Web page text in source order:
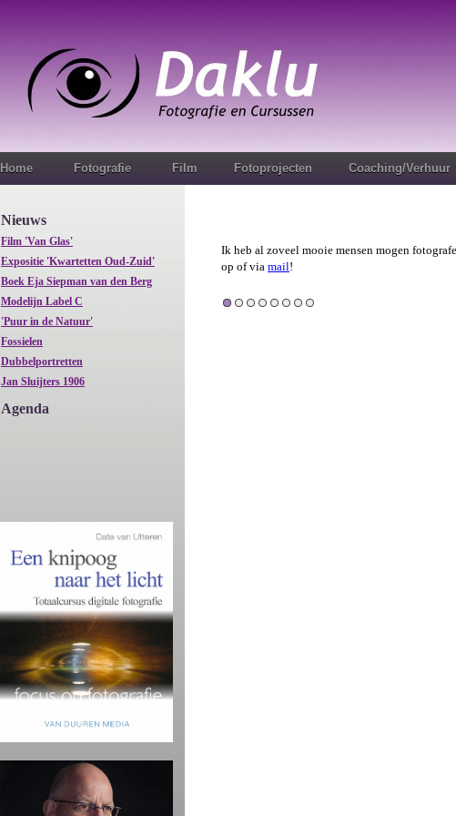
Home Fotografie Film Fotoprojecten Coaching/Verhuur
Nieuws
Film 'Van Glas'
Expositie 'Kwartetten Oud-Zuid'
Boek Eja Siepman van den Berg
Modelijn Label C
'Puur in de Natuur'
Fossielen
Dubbelportretten
Jan Sluijters 1906
Agenda
Ik heb al zoveel mooie mensen mogen
op of via mail!